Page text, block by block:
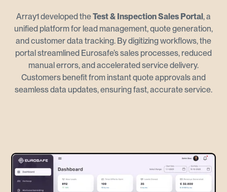
Array1 developed theTest & Inspection Sales Portal, a
unified platform for lead management, quote generation,
and customer data tracking. By digitizing workflows, the
portal streamlined Eurosafe’s sales processes, reduced
manual errors, and accelerated service delivery.
Customers benefit from instant quote approvals and
seamless data updates, ensuring fast, accurate service.